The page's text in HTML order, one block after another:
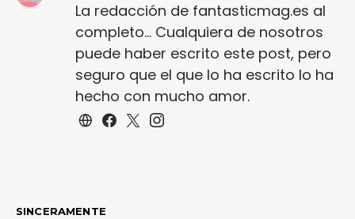
La redacción de fantasticmag.es al
completo... Cualquiera de nosotros
puede haber escrito este post, pero
seguro que el que lo ha escrito lo ha
hecho con mucho amor.
SINCERAMENTE